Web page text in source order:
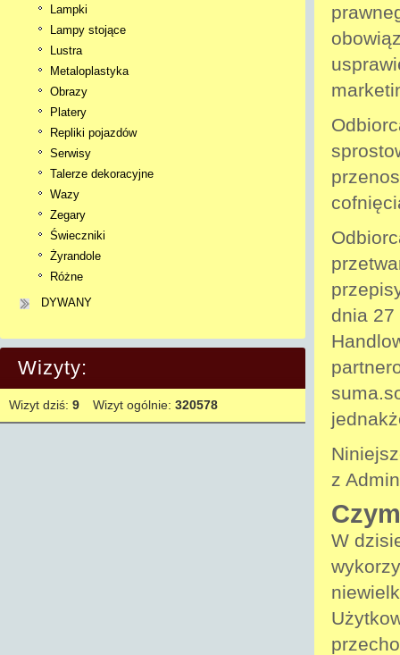
Lampki
Lampy stojące
Lustra
Metaloplastyka
Obrazy
Platery
Repliki pojazdów
Serwisy
Talerze dekoracyjne
Wazy
Zegary
Świeczniki
Żyrandole
Różne
DYWANY
Wizyty:
Wizyt dziś: 9 Wizyt ogólnie: 320578
dnia 27
z
W